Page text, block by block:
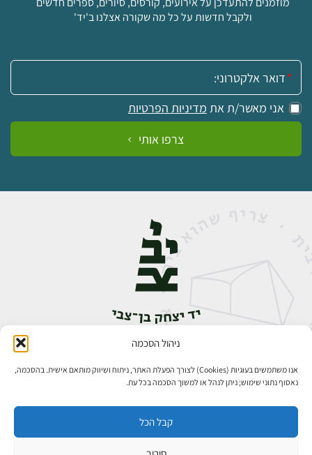
ניהול הסכמה
אנו משתמשים בעוגיות (Cookies) לצורך הפעלת האתר, ניתוח ושיווק מותאם אישית. בהסכמה,
נאסוף נתוני שימוש; ניתן לנהל או למשוך הסכמה בכל עת.
קבל הכל
ולקבל חדשות על כל מה שקורה אצלנו ב'יד'
אימייל:
אני מאשר/ת את מדיניות הפרטיות
צרפו אותי
אבן גבירול 14, רחביה, ירושלים